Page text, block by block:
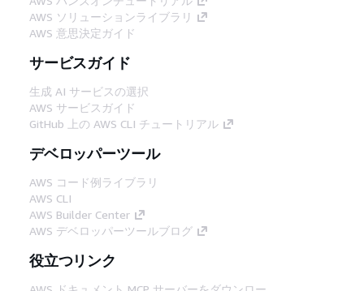
AWS ソリューションライブラリ
AWS 意思決定ガイド
サービスガイド
生成 AI サービスの選択
AWS サービスガイド
GitHub 上の AWS CLI チュートリアル
デベロッパーツール
AWS コード例ライブラリ
AWS CLI
AWS Builder Center
AWS デベロッパーツールブログ
役立つリンク